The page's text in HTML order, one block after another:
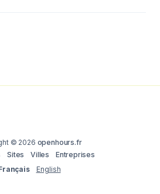
© 2026 openhours.fr
Sites Villes
Entreprises
English